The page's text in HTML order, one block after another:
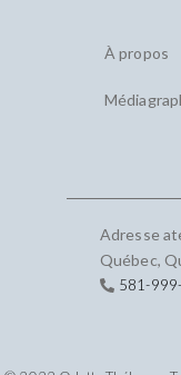
À propos
Adresse
Québec,
581-